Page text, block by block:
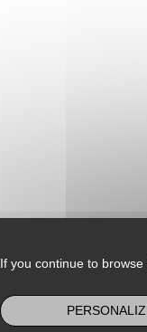
If you continue to